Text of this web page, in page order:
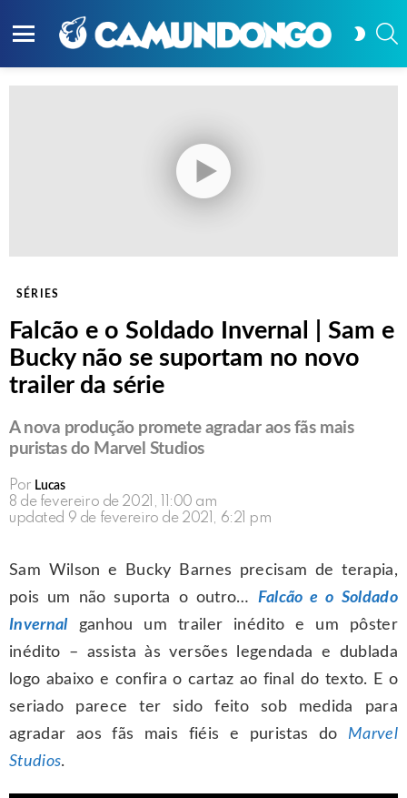
SÉRIES
Falcão e o Soldado Invernal | Sam e
Bucky não se suportam no novo
trailer da série
A nova produção promete agradar aos fãs mais
puristas do Marvel Studios
Por Lucas
8 de fevereiro de 2021, 11:00 am
updated 9 de fevereiro de 2021, 6:21 pm
Sam Wilson e Bucky Barnes precisam de terapia,
pois um não suporta o outro… Falcão e o Soldado
Invernal ganhou um trailer inédito e um pôster
inédito – assista às versões legendada e dublada
logo abaixo e confira o cartaz ao final do texto. E o
seriado parece ter sido feito sob medida para
agradar aos fãs mais fiéis e puristas do Marvel
Studios.